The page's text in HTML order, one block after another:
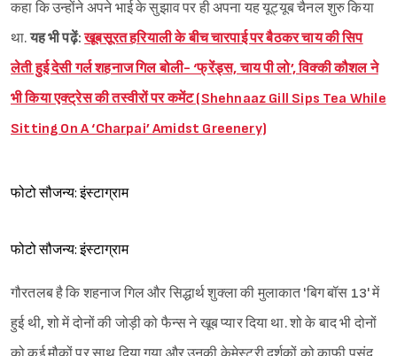
कहा कि उन्होंने अपने भाई के सुझाव पर ही अपना यह यूट्यूब चैनल शुरु किया
था.यह भी पढ़ें:खूबसूरत हरियाली के बीच चारपाई पर बैठकर चाय की सिप
लेती हुई देसी गर्ल शहनाज गिल बोली- ‘फ्रेंड्स, चाय पी लो’, विक्की कौशल ने
भी किया एक्ट्रेस की तस्वीरों पर कमेंट (Shehnaaz Gill Sips Tea While
Sitting On A ‘Charpai’ Amidst Greenery)
फोटो सौजन्य: इंस्टाग्राम
फोटो सौजन्य: इंस्टाग्राम
गौरतलब है कि शहनाज गिल और सिद्धार्थ शुक्ला की मुलाकात 'बिग बॉस 13' में
हुई थी, शो में दोनों की जोड़ी को फैन्स ने खूब प्यार दिया था. शो के बाद भी दोनों